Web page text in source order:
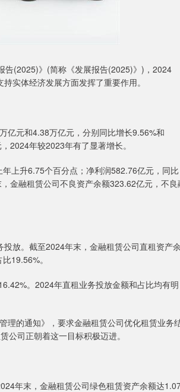
(2025)》(简称《发展报告(2025)》)，2024
实体经济发展方面发挥了重要作用。
元和4.38万亿元，分别同比增长9.56%和
2024年较2023年有了显著增长。
上升6.75个百分点；净利润582.76亿元，同比
金融租赁公司不良资产余额323.62亿元，不良
放。截至2024年末，金融租赁公司直租资产余
19.56%。
。2024年直租业务投放金额和占比均有明
的通知》，要求金融租赁公司优化租赁业务
公司正朝着这一目标积极迈进。
年末，金融租赁公司绿色租赁资产余额达